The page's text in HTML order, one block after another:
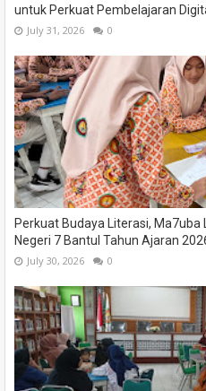
untuk Perkuat Pembelajaran
July 31, 2026 0
Perkuat Budaya Literasi, Ma7uba
Negeri 7 Bantul Tahun Ajaran
July 30, 2026 0